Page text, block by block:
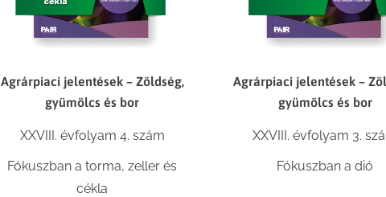
Agrárpiaci jelentések – Zöldség,
gyümölcs és bor
XXVIII. évfolyam 4. szám
Fókuszban a torma, zeller és
cékla
Agrárpiaci jelentések –
gyümölcs és bor
XXVIII. évfolyam 3.
Fókuszban a dió